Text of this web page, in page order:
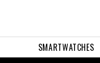
SMARTWATCHES